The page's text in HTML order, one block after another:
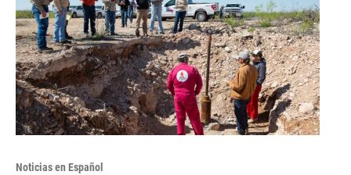
Noticias en Español